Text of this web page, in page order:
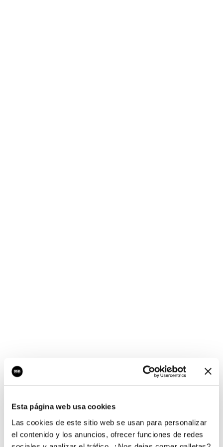
Esta página web usa cookies
Las cookies de este sitio web se usan para personalizar
el contenido y los anuncios, ofrecer funciones de redes
¡Ups, no hay nada por
aquí!
¿Quieres jugar al juego del empresario?